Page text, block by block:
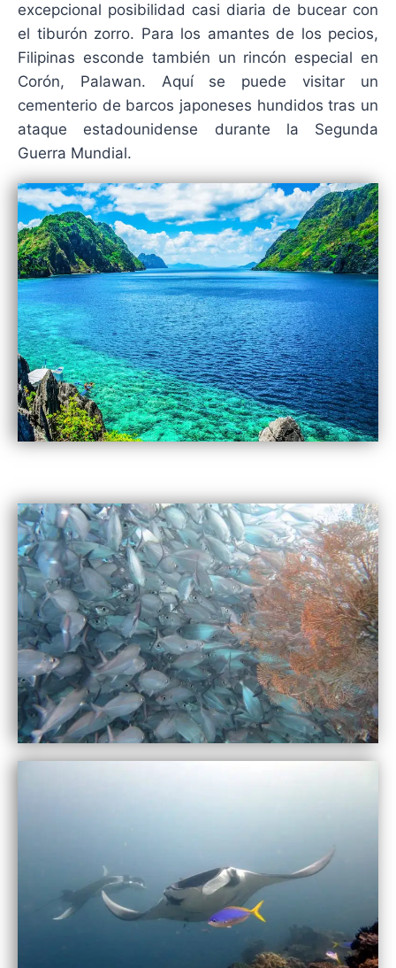
excepcional posibilidad casi diaria de bucear con
el tiburón zorro. Para los amantes de los pecios,
Filipinas esconde también un rincón especial en
Corón, Palawan. Aquí se puede visitar un
cementerio de barcos japoneses hundidos tras un
ataque estadounidense durante la Segunda
Guerra Mundial.